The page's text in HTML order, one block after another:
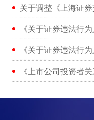
关于调整《上海证
《关于证券违法行
《关于证券违法行
《上市公司投资者